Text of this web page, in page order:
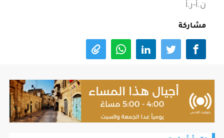
ن.أ-ر.أ
مشاركة